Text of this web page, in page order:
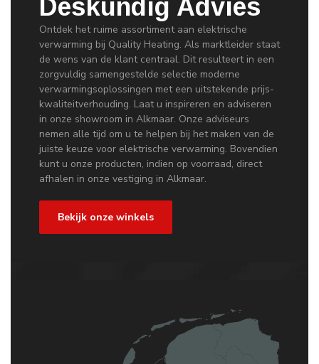
Deskundig Advies
Ontdek het ruime assortiment aan elektrische
verwarming bij Quality Heating. Als marktleider staat
de wens van de klant centraal. Dit resulteert in een
zorgvuldig samengestelde selectie moderne
verwarmingsoplossingen met een uitstekende prijs-
kwaliteitverhouding. Laat u inspireren en adviseren
in onze showroom in Alkmaar. Onze adviseurs
nemen alle tijd om u te helpen bij het maken van de
juiste keuze voor elektrische verwarming. Bovendien
kunt u onze producten, indien op voorraad, direct
afhalen in onze vestiging in Alkmaar.
Bekijk onze winkels